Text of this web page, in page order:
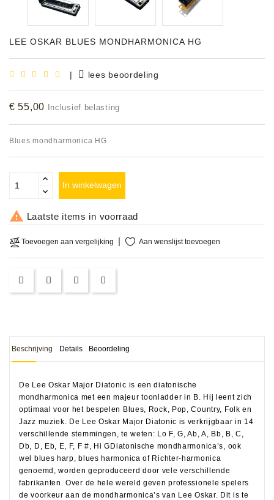
Shop
Bladmuziek
Accessoires
MODELLEN
OPRUIMING
DEMONSTRATIES
&
CLINICS
VERHUUR,
LEE OSKAR BLUES MONDHARMONICA HG
| lees beoordeling
€ 55,00 Inclusief belasting
Blues mondharmonica HG
In winkelwagen
 Laatste items in voorraad
Toevoegen aan vergelijking Aan wenslijst toevoegen
Beschrijving Details Beoordeling
De Lee Oskar Major Diatonic is een diatonische
mondharmonica met een majeur toonladder in B. Hij leent zich
optimaal voor het bespelen Blues, Rock, Pop, Country, Folk en
Jazz muziek. De Lee Oskar Major Diatonic is verkrijgbaar in 14
verschillende stemmingen, te weten: Lo F, G, Ab, A, Bb, B, C,
Db, D, Eb, E, F, F #, Hi GDiatonische mondharmonica’s, ook
wel blues harp, blues harmonica of Richter-harmonica
genoemd, worden geproduceerd door vele verschillende
fabrikanten. Over de hele wereld geven professionele spelers
de voorkeur aan de mondharmonica’s van Lee Oskar. Dit is te